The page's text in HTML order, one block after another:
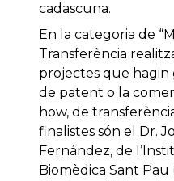
cadascuna.
En la categoria de
Transferència
projectes que hagin
de patent o la
how, de
finalistes són el Dr.
Fernández, de
Biomèdica Sant Pau